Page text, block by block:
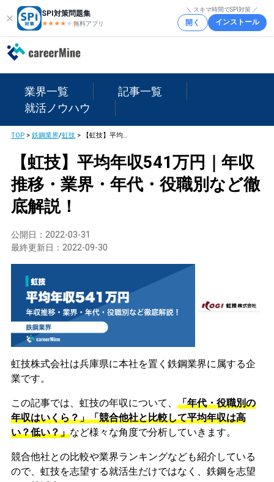
SPI対策問題集
★★★★ ★★
無料アプリ
＼ スキマ時間でSPI対策 ／
開く インストール
業界一覧
記事一覧
就活ノウハウ
TOP> 鉄鋼業界/虹技> 【虹技】平均年収541万円｜年収推移・業界・年代・役職別など徹底解説！
【虹技】平均年収541万円｜年収
推移・業界・年代・役職別など徹
底解説！
公開日： 2022-03-31
最終更新日： 2022-09-30
虹技株式会社は兵庫県に本社を置く鉄鋼業界に属する企
業です。
この記事では、虹技の年収について、 「年代・役職別の
年収はいくら？」「競合他社と比較して平均年収は高
い？低い？」など様々な角度で分析していきます。
競合他社との比較や業界ランキングなども紹介している
ので、虹技を志望する就活生だけではなく、鉄鋼を志望